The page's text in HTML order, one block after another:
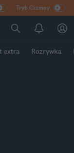
Tryb Ciemny
extra Rozrywka